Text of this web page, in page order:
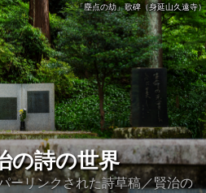
「塵点の劫」歌碑（身延山久遠寺）
の詩の世界
ーリンクされた詩草稿／賢治の